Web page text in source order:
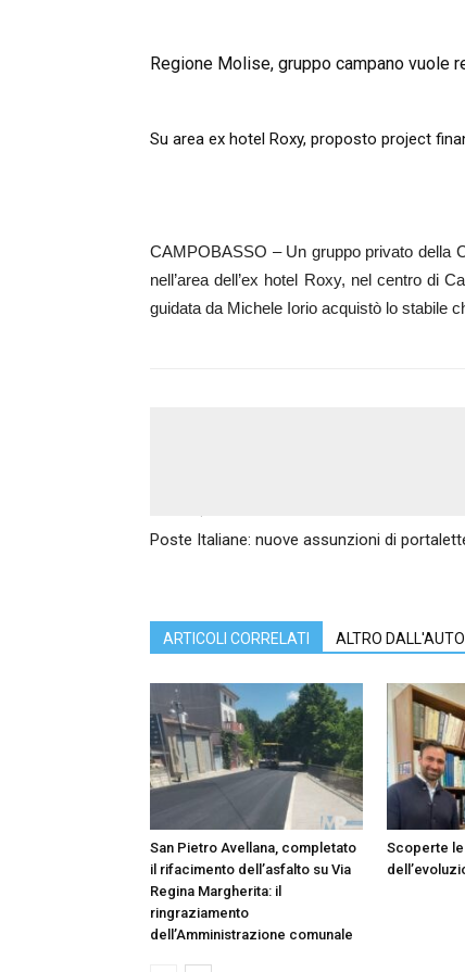
Regione Molise, gruppo campano vuole
Su area ex hotel Roxy, proposto project
CAMPOBASSO – Un gruppo privato della
nell’area dell’ex hotel Roxy, nel centro di
guidata da Michele Iorio acquistò lo stabile
Poste Italiane: nuove assunzioni di
ARTICOLI CORRELATI ALTRO
San Pietro Avellana, completato
il rifacimento dell’asfalto su Via
Regina Margherita: il
ringraziamento
dell’Amministrazione comunale
Scoperte